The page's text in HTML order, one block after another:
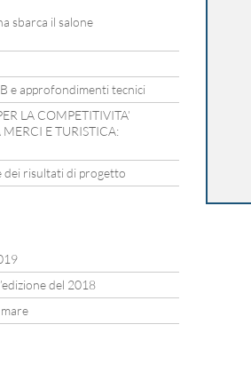
sbarca il salone
e approfondimenti tecnici
LA COMPETITIVITA’
E TURISTICA:
dei risultati di progetto
del 2018